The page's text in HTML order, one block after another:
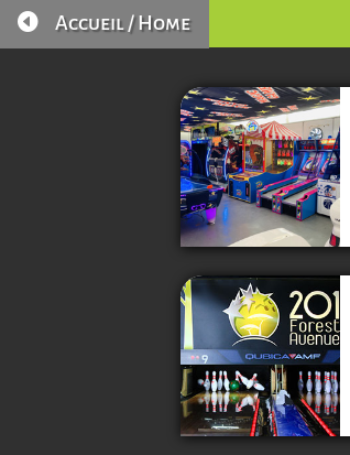
 Accueil / Home